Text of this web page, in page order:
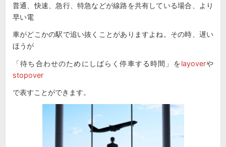
普通、快速、急行、特急などが線路を共有している場合、より
早い電
車がどこかの駅で追い抜くことがありますよね。その時、遅い
ほうが
「待ち合わせのためにしばらく停車する時間」をlayoverや
stopover
で表すことができます。